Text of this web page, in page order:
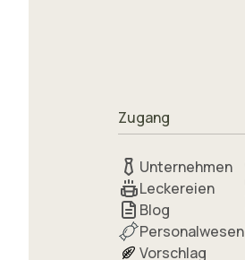
Zugang
Unternehmen
Leckereien
Blog
Personalwesen
Vorschlag